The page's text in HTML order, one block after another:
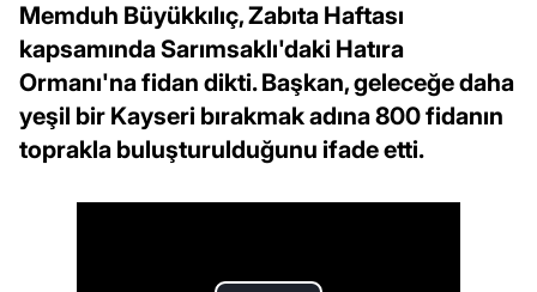
Memduh Büyükkılıç, Zabıta Haftası
kapsamında Sarımsaklı'daki Hatıra
Ormanı'na fidan dikti. Başkan, geleceğe daha
yeşil bir Kayseri bırakmak adına 800 fidanın
toprakla buluşturulduğunu ifade etti.